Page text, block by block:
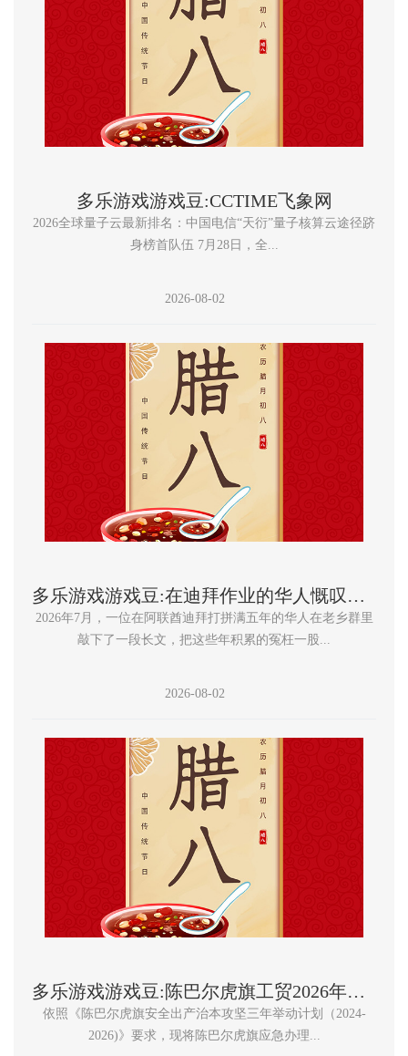
多乐游戏游戏豆:CCTIME飞象网
2026全球量子云最新排名：中国电信“天衍”量子核算云途径跻
身榜首队伍 7月28日，全...
2026-08-02
多乐游戏游戏豆:在迪拜作业的华人慨叹：不要信媒体吹嘘迪拜适当我国的二线城市
2026年7月，一位在阿联酋迪拜打拼满五年的华人在老乡群里
敲下了一段长文，把这些年积累的冤枉一股...
2026-08-02
多乐游戏游戏豆:陈巴尔虎旗工贸2026年安全出产事故风险典型事例曝光台
依照《陈巴尔虎旗安全出产治本攻坚三年举动计划（2024-
2026)》要求，现将陈巴尔虎旗应急办理...